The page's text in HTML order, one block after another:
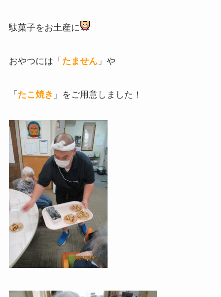
駄菓子をお土産に
おやつには「 たません」や
「 たこ焼き 」をご用意しました！